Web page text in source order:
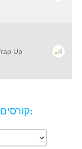
Up
קורסים אחרים כמו במאי אתה: